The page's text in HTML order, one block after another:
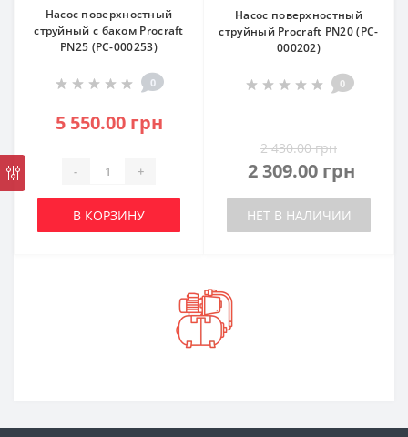
Насос поверхностный
струйный с баком Procraft
PN25 (PC-000253)
0
5 550.00 грн
- +
В КОРЗИНУ
Насос поверхностный
струйный Procraft PN20 (PC-
000202)
0
2 430.00 грн
2 309.00 грн
НЕТ В НАЛИЧИИ